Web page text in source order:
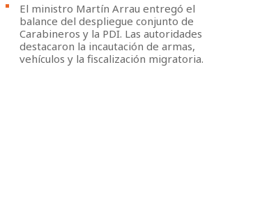
El ministro Martín Arrau entregó el
balance del despliegue conjunto de
Carabineros y la PDI. Las autoridades
destacaron la incautación de armas,
vehículos y la fiscalización migratoria.